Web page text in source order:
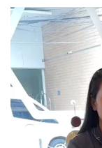
ตัว
เล่น
วิดีโอ